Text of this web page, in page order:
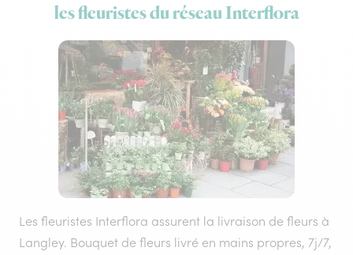
les fleuristes du réseau Interflora
Les fleuristes Interflora assurent la livraison de fleurs à
Langley. Bouquet de fleurs livré en mains propres, 7j/7,